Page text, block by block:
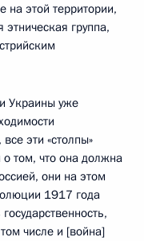
этой территории,
группа,
Украины уже
эти «столпы»
о том, что она должна
они на этом
1917 года
числе и [война]